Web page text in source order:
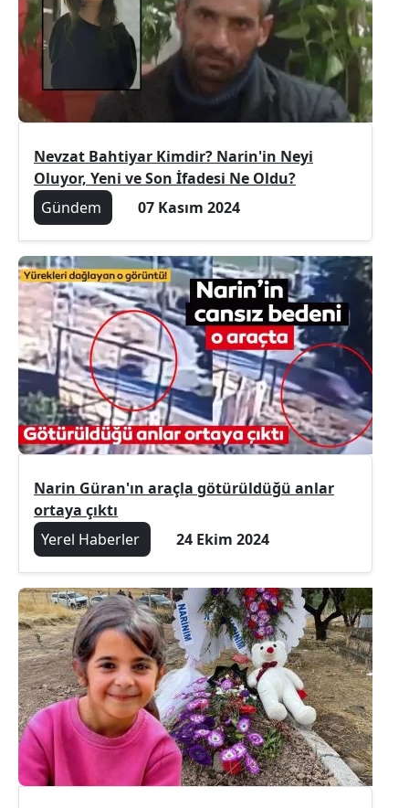
Nevzat Bahtiyar Kimdir? Narin'in Neyi
Oluyor, Yeni ve Son İfadesi Ne Oldu?
Gündem
07 Kasım 2024
Narin Güran'ın araçla götürüldüğü anlar
ortaya çıktı
Yerel Haberler
24 Ekim 2024